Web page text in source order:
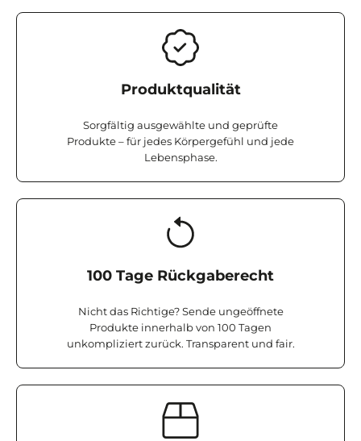
Produktqualität
Sorgfältig ausgewählte und geprüfte
Produkte – für jedes Körpergefühl und jede
Lebensphase.
100 Tage Rückgaberecht
Nicht das Richtige? Sende ungeöffnete
Produkte innerhalb von 100 Tagen
unkompliziert zurück. Transparent und fair.